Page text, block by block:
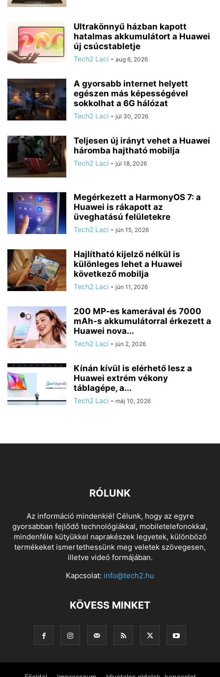
Ultrakönnyű házban kapott
hatalmas akkumulátort a Huawei
új csúcstabletje
Tech2 Laci - aug 6, 2026
A gyorsabb internet helyett
egészen más képességével
sokkolhat a 6G hálózat
Tech2 Laci - júl 30, 2026
Teljesen új irányt vehet a Huawei
háromba hajtható mobilja
Tech2 Laci - júl 18, 2026
Megérkezett a HarmonyOS 7: a
Huawei is rákapott az
üveghatású felületekre
Tech2 Laci - jún 15, 2026
Hajlítható kijelző nélkül is
különleges lehet a Huawei
következő mobilja
Tech2 Laci - jún 11, 2026
200 MP-es kamerával és 7000
mAh-s akkumulátorral érkezett a
Huawei nova...
Tech2 Laci - jún 2, 2026
Kínán kívül is elérhető lesz a
Huawei extrém vékony
táblagépe, a...
Tech2 Laci - máj 10, 2026
RÓLUNK
Az információ mindenkié! Célunk, hogy az egyre
gyorsabban fejlődő technológiákkal, mobiletelefonokkal,
mindenféle kütyükkel naprakészek legyetek, különböző
termékeket ismertethessünk meg veletek szövegesen,
illetve videó formájában.
Kapcsolat: info@tech2.hu
KÖVESS MINKET